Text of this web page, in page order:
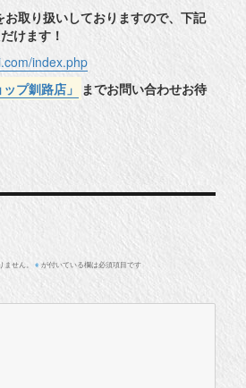
お取り扱いしておりますので、下記
けます！
index.php
プ釧路店」
までお問い合わせお待
せん。 ※ が付いている欄は必須項目です